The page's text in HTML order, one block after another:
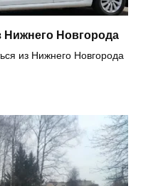
Нижнего Новгорода
из Нижнего Новгорода